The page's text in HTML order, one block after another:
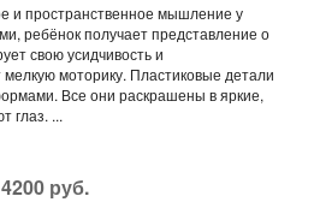
и пространственное мышление у
ребёнок получает представление о
свою усидчивость и
мелкую моторику. Пластиковые детали
Все они раскрашены в яркие,
глаз. ...
4200 руб.